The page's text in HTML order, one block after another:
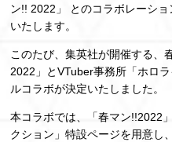
ン!! 2022」 とのコラボレーシ
いたします。
このたび、集英社が開催する、
2022」とVTuber事務所「ホロ
ルコラボが決定いたしました。
本コラボでは、「春マン!!2022
クション」特設ページを用意し